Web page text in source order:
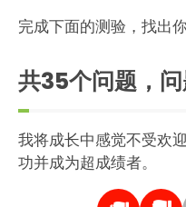
完成下面的测验，找出
共35个问题，
我将成长中感觉不受欢
功并成为超成绩者。